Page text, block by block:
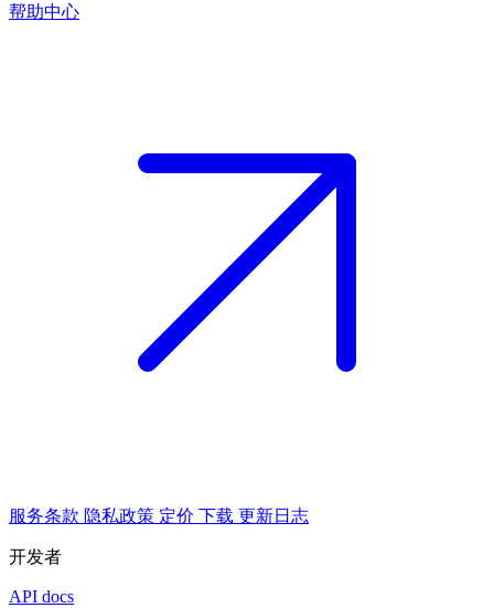
帮助中心
服务条款 隐私政策 定价 下载 更新日志
开发者
API docs